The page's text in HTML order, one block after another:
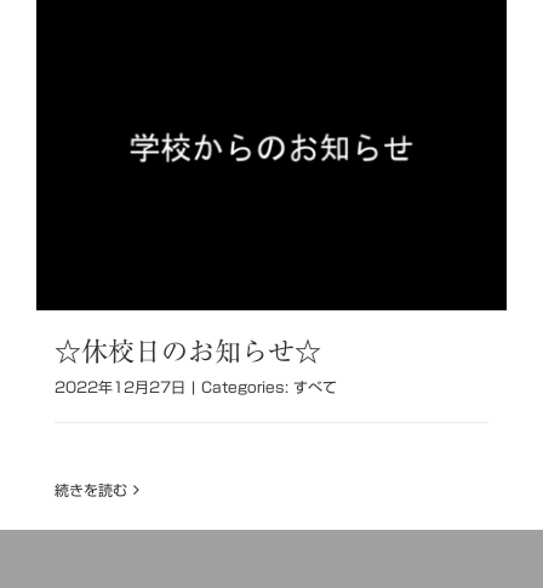
☆休校日のお知らせ☆
2022年12月27日 | Categories: すべて
続きを読む